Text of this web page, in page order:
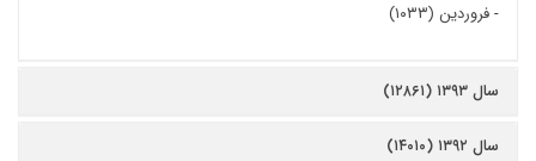
-فروردین (۱۰۳۳)
سال ۱۳۹۳ (۱۲۸۶۱)
سال ۱۳۹۲ (۱۴۰۱۰)